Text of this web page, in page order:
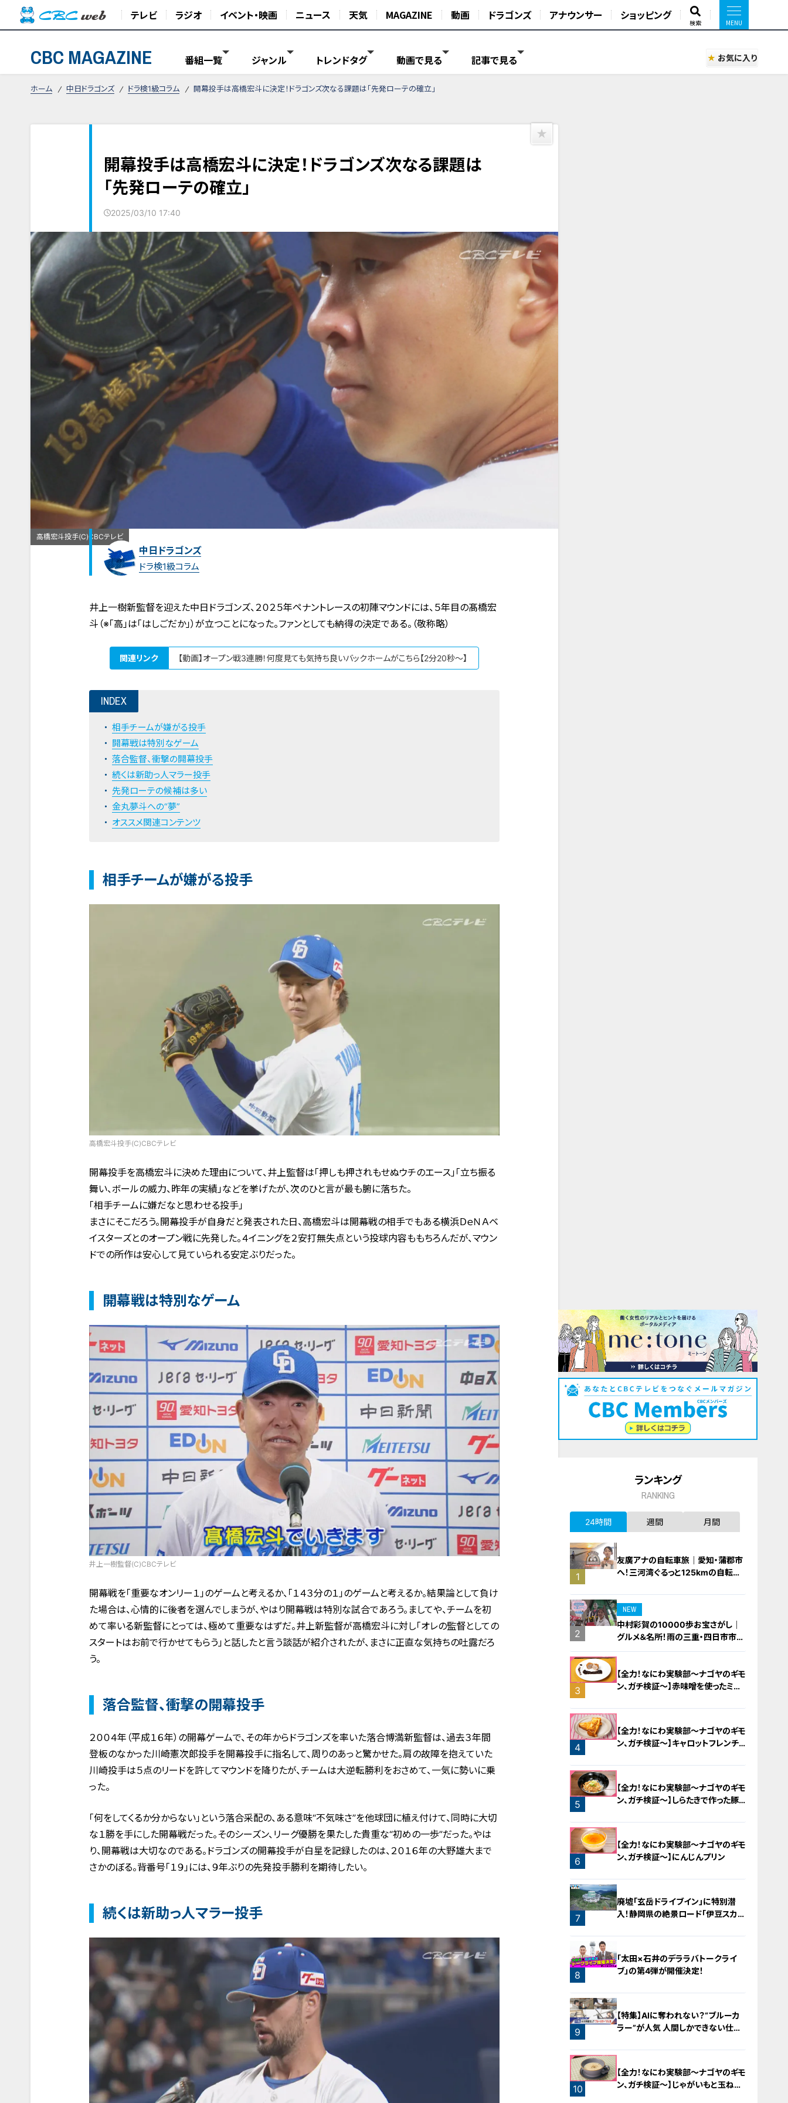
テレビ ラジオ イベント・映画 ニュース 天気 MAGAZINE 動画 ドラゴンズ アナウンサー ショッピング
検索
CBC MAGAZINE 番組一覧 ジャンル トレンドタグ 動画で見る 記事で見る お気に入り
ホーム 中日ドラゴンズ ドラ検1級コラム 開幕投手は高橋宏斗に決定！ドラゴンズ次なる課題は「先発ローテの確立」
開幕投手は高橋宏斗に決定！ドラゴンズ次なる課題は
「先発ローテの確立」
2025/03/10 17:40
高橋宏斗投手(C)CBCテレビ
中日ドラゴンズ
ドラ検1級コラム
井上一樹新監督を迎えた中日ドラゴンズ、２０２５年ペナントレースの初陣マウンドには、５年目の髙橋宏
斗（※「高」は「はしごだか」）が立つことになった。ファンとしても納得の決定である。（敬称略）
関連リンク 【動画】オープン戦3連勝！何度見ても気持ち良いバックホームがこちら【2分20秒～】
INDEX
相手チームが嫌がる投手
開幕戦は特別なゲーム
落合監督、衝撃の開幕投手
続くは新助っ人マラー投手
先発ローテの候補は多い
金丸夢斗への“夢”
オススメ関連コンテンツ
相手チームが嫌がる投手
高橋宏斗投手(C)CBCテレビ
開幕投手を高橋宏斗に決めた理由について、井上監督は「押しも押されもせぬウチのエース」「立ち振る
舞い、ボールの威力、昨年の実績」などを挙げたが、次のひと言が最も腑に落ちた。
「相手チームに嫌だなと思わせる投手」
まさにそこだろう。開幕投手が自身だと発表された日、高橋宏斗は開幕戦の相手でもある横浜ＤｅＮＡベ
イスターズとのオープン戦に先発した。４イニングを２安打無失点という投球内容ももちろんだが、マウン
ドでの所作は安心して見ていられる安定ぶりだった。
開幕戦は特別なゲーム
井上一樹監督(C)CBCテレビ
開幕戦を「重要なオンリー１」のゲームと考えるか、「１４３分の１」のゲームと考えるか。結果論として負け
た場合は、心情的に後者を選んでしまうが、やはり開幕戦は特別な試合であろう。ましてや、チームを初
めて率いる新監督にとっては、極めて重要なはずだ。井上新監督が高橋宏斗に対し「オレの監督としての
スタートはお前で行かせてもらう」と話したと言う談話が紹介されたが、まさに正直な気持ちの吐露だろ
う。
落合監督、衝撃の開幕投手
２００４年（平成１６年）の開幕ゲームで、その年からドラゴンズを率いた落合博満新監督は、過去３年間
登板のなかった川崎憲次郎投手を開幕投手に指名して、周りのあっと驚かせた。肩の故障を抱えていた
川崎投手は５点のリードを許してマウンドを降りたが、チームは大逆転勝利をおさめて、一気に勢いに乗
った。
「何をしてくるか分からない」という落合采配の、ある意味“不気味さ”を他球団に植え付けて、同時に大切
な１勝を手にした開幕戦だった。そのシーズン、リーグ優勝を果たした貴重な“初めの一歩”だった。やは
り、開幕戦は大切なのである。ドラゴンズの開幕投手が白星を記録したのは、２０１６年の大野雄大まで
さかのぼる。背番号「１９」には、９年ぶりの先発投手勝利を期待したい。
続くは新助っ人マラー投手
ランキング
RANKING
24時間 週間 月間
1
友廣アナの自転車旅｜愛知・蒲郡市
へ！三河湾ぐるっと125kmの自転車
2
NEW
中村彩賀の10000歩お宝さがし｜
グルメ＆名所！雨の三重・四日市市で
お宝探し【チャント！特集】
3
【全力！なにわ実験部～ナゴヤのギモ
ン、ガチ検証～】赤味噌を使ったミル
4
【全力！なにわ実験部～ナゴヤのギモ
ン、ガチ検証～】キャロットフレンチ
5
【全力！なにわ実験部～ナゴヤのギモ
ン、ガチ検証～】しらたきで作った豚
6
【全力！なにわ実験部～ナゴヤのギモ
ン、ガチ検証～】にんじんプリン
7
廃墟「玄岳ドライブイン」に特別潜
入！静岡県の絶景ロード「伊豆スカイ
8
「太田×石井のデララバトークライ
ブ」の第4弾が開催決定！
9
【特集】AIに奪われない？“ブルーカ
ラー”が人気 人間しかできない仕事
10
【全力！なにわ実験部～ナゴヤのギモ
ン、ガチ検証～】じゃがいもと玉ねぎ